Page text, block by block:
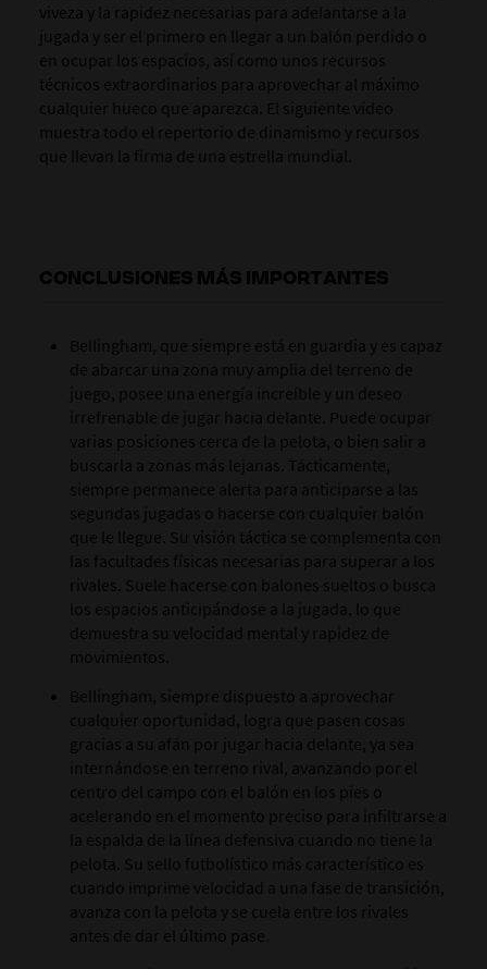
viveza y la rapidez necesarias para adelantarse a la
jugada y ser el primero en llegar a un balón perdido o
en ocupar los espacios, así como unos recursos
técnicos extraordinarios para aprovechar al máximo
cualquier hueco que aparezca . El siguiente vídeo
muestra todo el repertorio de dinamismo y recursos
que llevan la firma de una estrella mundial.
CONCLUSIONES MÁS IMPORTANTES
Bellingham, que siempre está en guardia y es capaz
de abarcar una zona muy amplia del terreno de
juego, posee una energía increíble y un deseo
irrefrenable de jugar hacia delante. Puede ocupar
varias posiciones cerca de la pelota, o bien salir a
buscarla a zonas más lejanas. Tácticamente,
siempre permanece alerta para anticiparse a las
segundas jugadas o hacerse con cualquier balón
que le llegue. Su visión táctica se complementa con
las facultades físicas necesarias para superar a los
rivales. Suele hacerse con balones sueltos o busca
los espacios anticipándose a la jugada, lo que
demuestra su velocidad mental y rapidez de
movimientos.
Bellingham, siempre dispuesto a aprovechar
cualquier oportunidad, logra que pasen cosas
gracias a su afán por jugar hacia delante, ya sea
internándose en terreno rival, avanzando por el
centro del campo con el balón en los pies o
acelerando en el momento preciso para infiltrarse a
la espalda de la línea defensiva cuando no tiene la
pelota. Su sello futbolístico más característico es
cuando imprime velocidad a una fase de transición,
avanza con la pelota y se cuela entre los rivales
antes de dar el último pase.